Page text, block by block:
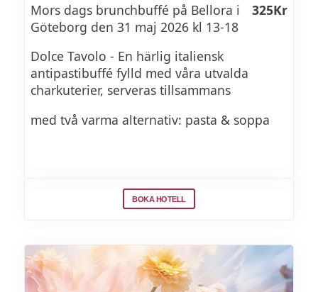
Mors dags brunchbuffé på Bellora i
Göteborg den 31 maj 2026 kl 13-18
325Kr
Dolce Tavolo - En härlig italiensk
antipastibuffé fylld med våra utvalda
charkuterier, serveras tillsammans
med två varma alternativ: pasta & soppa
BOKA HOTELL